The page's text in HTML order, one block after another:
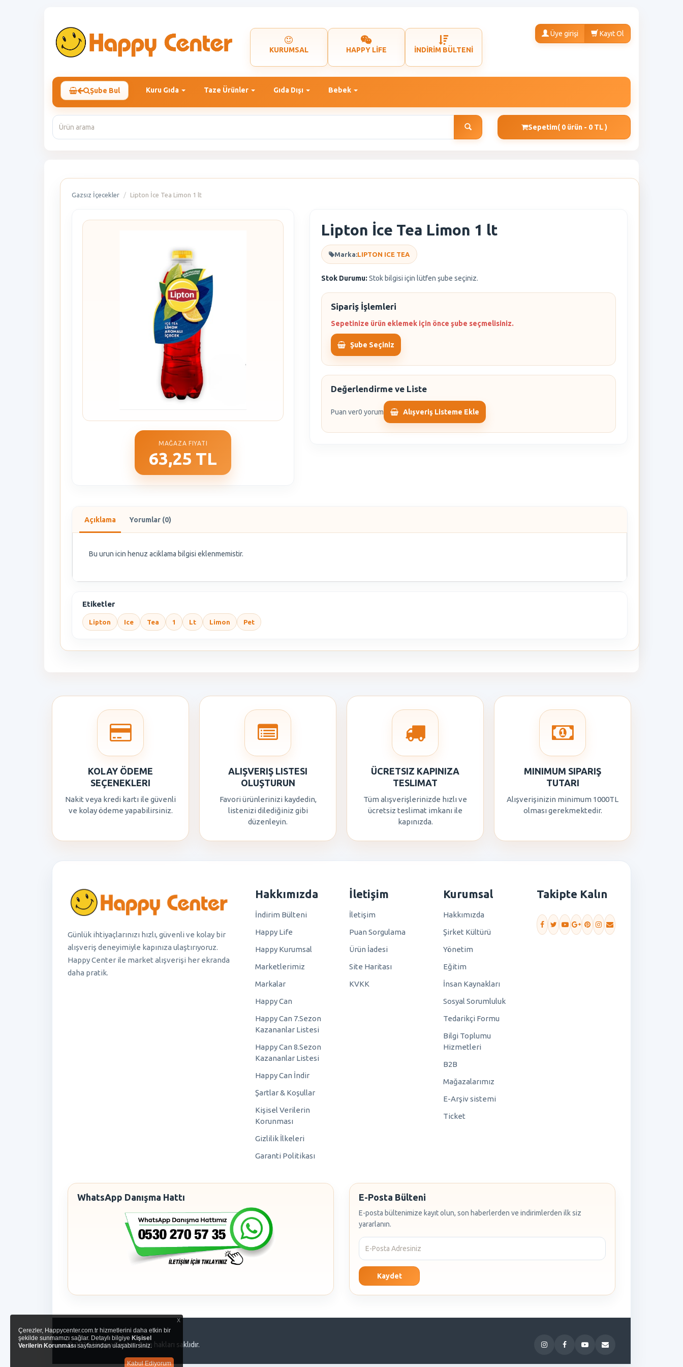
KURUMSAL HAPPY LİFE İNDİRİM BÜLTENİ
Üye girişi Kayıt Ol
Şube Bul Kuru Gıda Taze Ürünler Gıda Dışı Bebek
Sepetim( 0 ürün - 0 TL )
Gazsız İçecekler Lipton İce Tea Limon 1 lt
MAĞAZA FIYATI
63,25 TL
Lipton İce Tea Limon 1 lt
Marka:LIPTON ICE TEA
Stok Durumu: Stok bilgisi için lütfen şube seçiniz.
Sipariş İşlemleri
Sepetinize ürün eklemek için önce şube seçmelisiniz.
Şube Seçiniz
Değerlendirme ve Liste
Puan ver0 yorum Alışveriş Listeme Ekle
Açıklama Yorumlar (0)
Bu urun icin henuz aciklama bilgisi eklenmemistir.
Etiketler
Lipton Ice Tea 1 Lt Limon Pet
KOLAY ÖDEME
SEÇENEKLERI
Nakit veya kredi kartı ile güvenli
ve kolay ödeme yapabilirsiniz.
ALIŞVERIŞ LISTESI
OLUŞTURUN
Favori ürünlerinizi kaydedin,
listenizi dilediğiniz gibi
düzenleyin.
ÜCRETSIZ KAPINIZA
TESLIMAT
Tüm alışverişlerinizde hızlı ve
ücretsiz teslimat imkanı ile
kapınızda.
MINIMUM SIPARIŞ
TUTARI
Alışverişinizin minimum 1000TL
olması gerekmektedir.
Günlük ihtiyaçlarınızı hızlı, güvenli ve kolay bir
alışveriş deneyimiyle kapınıza ulaştırıyoruz.
Happy Center ile market alışverişi her ekranda
daha pratik.
Hakkımızda
İndirim Bülteni
Happy Life
Happy Kurumsal
Marketlerimiz
Markalar
Happy Can
Happy Can 7.Sezon
Kazananlar Listesi
Happy Can 8.Sezon
Kazananlar Listesi
Happy Can İndir
Şartlar & Koşullar
Kişisel Verilerin
Korunması
Gizlilik İlkeleri
Garanti Politikası
İletişim
İletişim
Puan Sorgulama
Ürün İadesi
Site Haritası
KVKK
Kurumsal
Hakkımızda
Şirket Kültürü
Yönetim
Eğitim
İnsan Kaynakları
Sosyal Sorumluluk
Tedarikçi Formu
Bilgi Toplumu
Hizmetleri
B2B
Mağazalarımız
E-Arşiv sistemi
Ticket
Takipte Kalın
WhatsApp Danışma Hattı E-Posta Bülteni
E-posta bültenimize kayıt olun, son haberlerden ve indirimlerden ilk siz
yararlanın.
Kaydet
© 2026 Happy Center. Tüm hakları saklıdır.
x
Çerezler, Happycenter.com.tr hizmetlerini daha etkin bir
şekilde sunmamızı sağlar. Detaylı bilgiye Kişisel
Verilerin Korunmasısayfasından ulaşabilirsiniz.
Kabul Ediyorum